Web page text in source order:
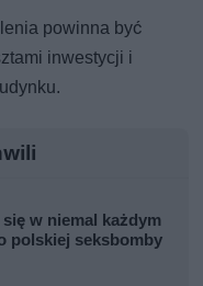
powinna być
inwestycji i
w niemal każdym
polskiej seksbomby